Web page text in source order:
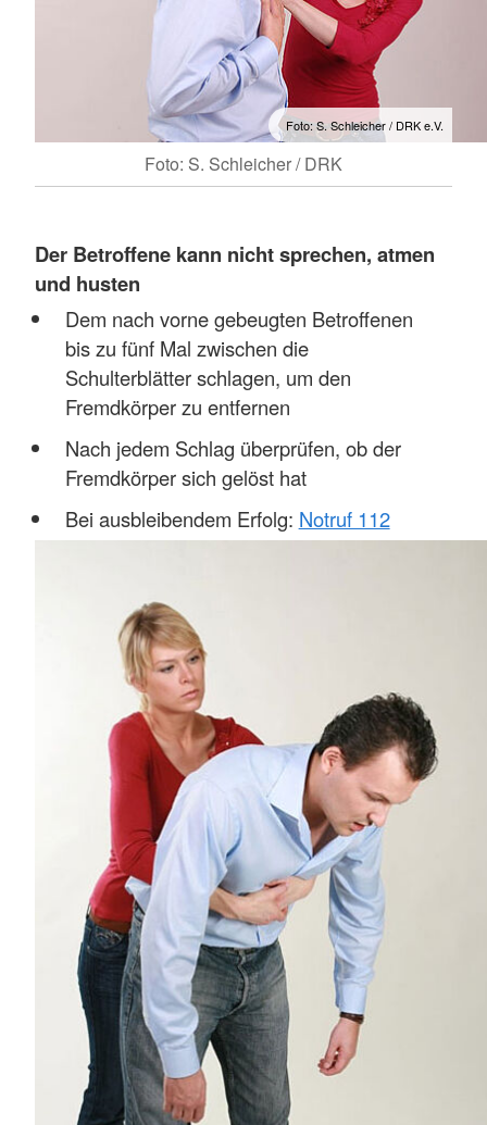
Foto: S. Schleicher / DRK e.V.
Foto: S. Schleicher / DRK
Der Betroffene kann nicht sprechen, atmen
und husten
Dem nach vorne gebeugten Betroffenen
bis zu fünf Mal zwischen die
Schulterblätter schlagen, um den
Fremdkörper zu entfernen
Nach jedem Schlag überprüfen, ob der
Fremdkörper sich gelöst hat
Bei ausbleibendem Erfolg: Notruf 112